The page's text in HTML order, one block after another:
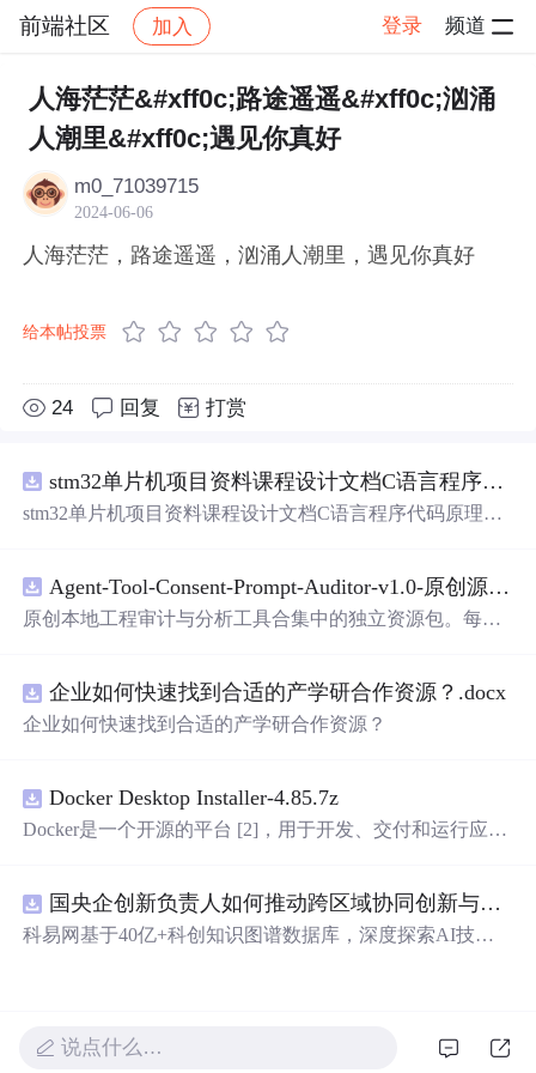
前端社区 加入 登录 频道
社区 前端社区 感慨 帖子详情
人海茫茫&#xff0c;路途遥遥&#xff0c;汹涌
人潮里&#xff0c;遇见你真好
m0_71039715
2024-06-06
人海茫茫，路途遥遥，汹涌人潮里，遇见你真好
给本帖投票
24 回复 打赏
stm32单片机项目资料课程设计文档C语言程序代码原理图电路PCB实例五种PWM反馈控制模式研究
stm32单片机项目资料课程设计文档C语言程序代码原理图
Agent-Tool-Consent-Prompt-Auditor-v1.0-原创源码与文档.zip
原创本地工程审计与分析工具合集中的独立资源包。每个
README、运行说明、功能清单、MIT License及原创与授
权声明。解压后进入project目录，执行npm test验证算法，
目源码、Logo、官方截图、论文、生产日志或其他受限素
材。适合前端开发、AI应用工程、测试审计和课程实践。
企业如何快速找到合适的产学研合作资源？.docx
企业如何快速找到合适的产学研合作资源？
Docker Desktop Installer-4.85.7z
Docker是一个开源的平台 [2]，用于开发、交付和运行应用
器可以在任何支持Docker的环境中运行
国央企创新负责人如何推动跨区域协同创新与资源互补？.docx
科易网基于40亿+科创知识图谱数据库，深度探索AI技术
智能化发展。
说点什么…